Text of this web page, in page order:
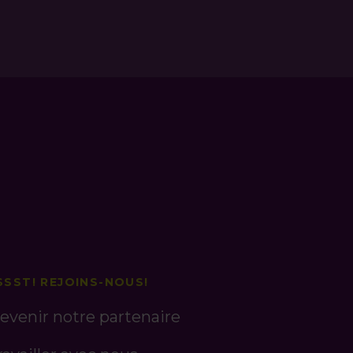
REJOINS-NOUS!
notre partenaire